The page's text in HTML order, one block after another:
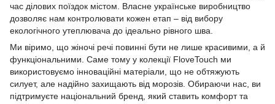
час ділових поїздок містом. Власне українське виробництво
дозволяє нам контролювати кожен етап – від вибору
екологічного утеплювача до ідеально рівного шва.
Ми віримо, що жіночі речі повинні бути не лише красивими, а й
функціональними. Саме тому у колекції FloveTouch ми
використовуємо інноваційні матеріали, що не обтяжують
силует, але надійно захищають від морозів. Обираючи нас, ви
підтримуєте національний бренд, який ставить комфорт та